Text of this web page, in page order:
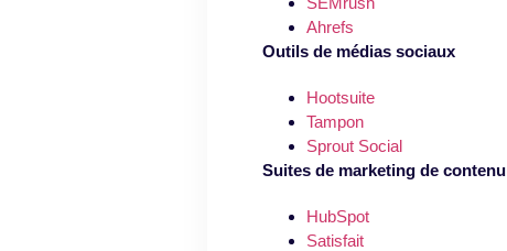
Ahrefs
Outils de médias sociaux
Hootsuite
Tampon
Sprout Social
Suites de marketing de contenu
HubSpot
Satisfait